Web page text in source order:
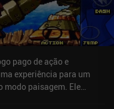
pago de ação e
experiência para um
modo paisagem. Ele